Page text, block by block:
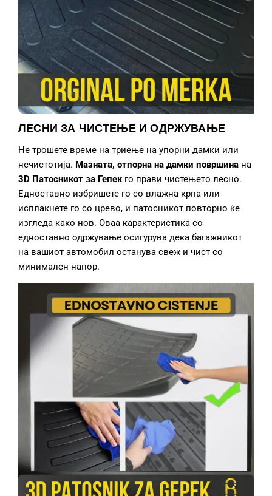
ЛЕСНИ ЗА ЧИСТЕЊЕ И ОДРЖУВАЊЕ
Не трошете време на триење на упорни дамки или
нечистотија. Мазната, отпорна на дамки површина на
3D Патосникот за Гепек го прави чистењето лесно.
Едноставно избришете го со влажна крпа или
исплакнете го со црево, и патосникот повторно ќе
изгледа како нов. Оваа карактеристика со
едноставно одржување осигурува дека багажникот
на вашиот автомобил останува свеж и чист со
минимален напор.